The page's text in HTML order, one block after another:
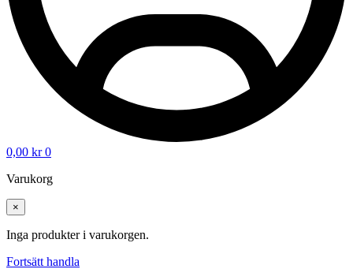
0,00 kr 0
Varukorg
×
Inga produkter i varukorgen.
Fortsätt handla